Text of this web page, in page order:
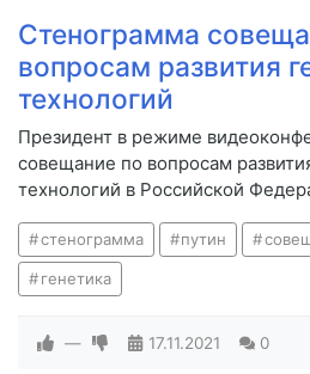
Стенограмма
вопросам развития
технологий
Президент в режиме
совещание по вопросам
технологий в Российской
стенограмма путин
генетика
— 17.11.2021 0